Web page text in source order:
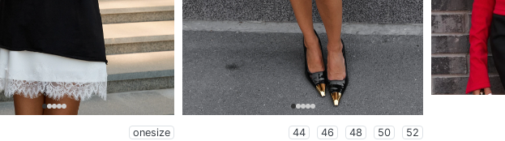
onesize 44 46 48 50 52